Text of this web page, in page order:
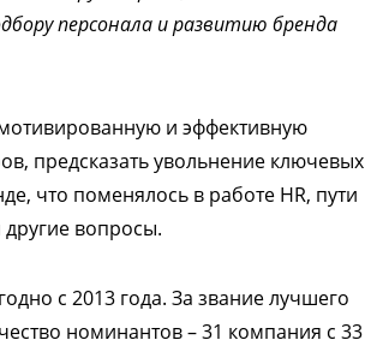
персонала и развитию бренда
и эффективную
предсказать увольнение ключевых
что поменялось в работе HR, пути
вопросы.
с 2013 года. За звание лучшего
номинантов – 31 компания с 33